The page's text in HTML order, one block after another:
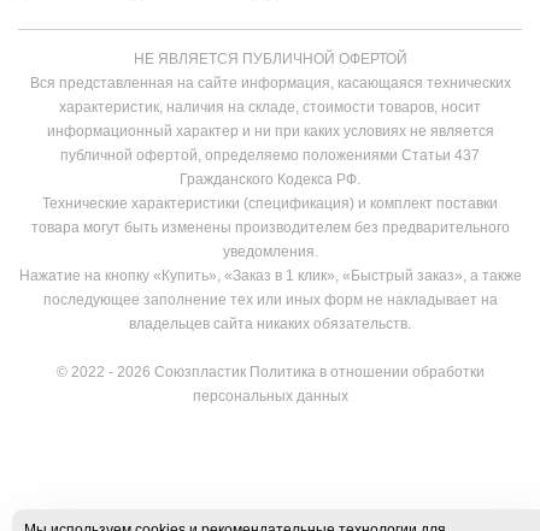
НЕ ЯВЛЯЕТСЯ ПУБЛИЧНОЙ ОФЕРТОЙ
Вся представленная на сайте информация, касающаяся технических
характеристик, наличия на складе, стоимости товаров, носит
информационный характер и ни при каких условиях не является
публичной офертой, определяемо положениями Статьи 437
Гражданского Кодекса РФ.
Технические характеристики (спецификация) и комплект поставки
товара могут быть изменены производителем без предварительного
уведомления.
Нажатие на кнопку «Купить», «Заказ в 1 клик», «Быстрый заказ», а также
последующее заполнение тех или иных форм не накладывает на
владельцев сайта никаких обязательств.
© 2022 - 2026 Союзпластик Политика в отношении обработки
персональных данных